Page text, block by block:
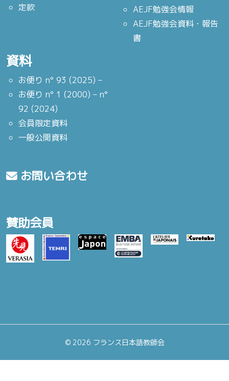
定款
AEJF勉強会情報
AEJF勉強会資料・報告
書
資料
お便り n° 93 (2025) –
お便り n° 1 (2000) – n°
92 (2024)
会員限定資料
一般公開資料
お問い合わせ
賛助会員
©2026 フランス日本語教師会